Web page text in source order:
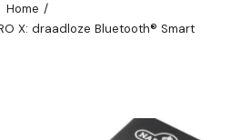
Home /
X: draadloze Bluetooth® Smart
slideshow Items